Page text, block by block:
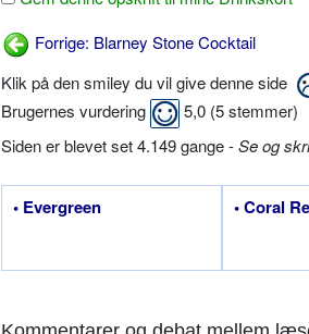
Forrige: Blarney Stone Cocktail
Klik på den smiley du vil give denne side
Brugernes vurdering
5,0 (5stemmer)
Siden er blevet set 4.149 gange -Se og
• Evergreen • Coral